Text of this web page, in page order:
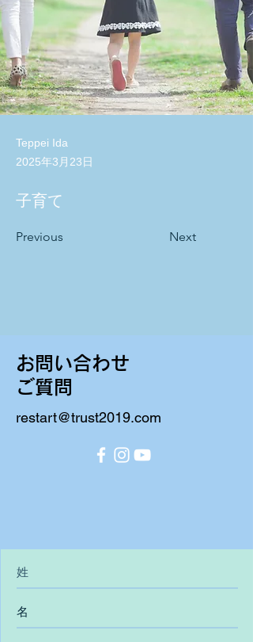
Teppei Ida
2025年3月23日
子育て
Previous Next
​お問い合わせ
ご質問
restart@trust2019.com